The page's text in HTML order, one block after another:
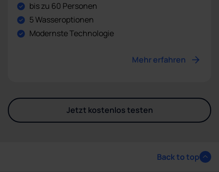
bis zu 60 Personen
5 Wasseroptionen
Modernste Technologie
Mehr erfahren
Jetzt kostenlos testen- Entdecken Sie die Culligan
Back to top